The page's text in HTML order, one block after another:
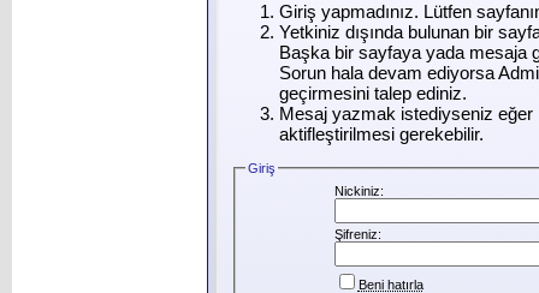
Giriş yapmadınız. Lütfen
Yetkiniz dışında bulunan bir
Başka bir sayfaya yada mesaja
Sorun hala devam ediyorsa
geçirmesini talep ediniz.
Mesaj yazmak istediyseniz eğer
aktifleştirilmesi gerekebilir.
Giriş
Nickiniz:
Şifreniz:
Beni hatırla